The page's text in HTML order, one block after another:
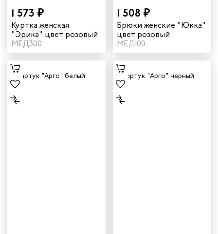
1 573 ₽
Куртка женская
"Эрика" цвет розовый
МЕД300
1 508 ₽
Брюки женские "Юкка"
цвет розовый
МЕД100